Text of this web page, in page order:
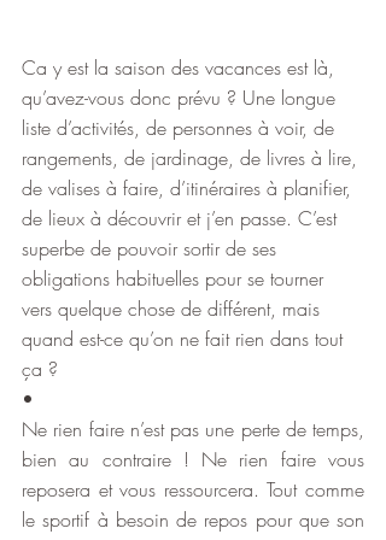
Ca y est la saison des vacances est là,
qu’avez-vous donc prévu ? Une longue
liste d’activités, de personnes à voir, de
rangements, de jardinage, de livres à lire,
de valises à faire, d’itinéraires à planifier,
de lieux à découvrir et j’en passe. C’est
superbe de pouvoir sortir de ses
obligations habituelles pour se tourner
vers quelque chose de différent, mais
quand est-ce qu’on ne fait rien dans tout
ça ?
•
Ne rien faire n’est pas une perte de temps,
bien au contraire ! Ne rien faire vous
reposera et vous ressourcera. Tout comme
le sportif à besoin de repos pour que son